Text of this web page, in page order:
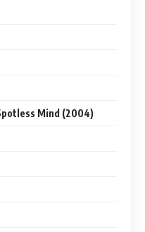
Mind (2004)